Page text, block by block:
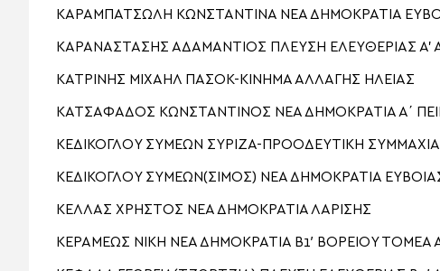
ΚΑΡΑΜΠΑΤΣΩΛΗ ΚΩΝΣΤΑΝΤΙΝΑ ΝΕΑ ΔΗΜΟΚΡΑΤΙΑ
ΚΑΡΑΝΑΣΤΑΣΗΣ ΑΔΑΜΑΝΤΙΟΣ ΠΛΕΥΣΗ ΕΛΕΥΘΕΡΙΑΣ
ΚΑΤΡΙΝΗΣ ΜΙΧΑΗΛ ΠΑΣΟΚ-ΚΙΝΗΜΑ ΑΛΛΑΓΗΣ ΗΛΕΙΑΣ
ΚΑΤΣΑΦΑΔΟΣ ΚΩΝΣΤΑΝΤΙΝΟΣ ΝΕΑ ΔΗΜΟΚΡΑΤΙΑ Α΄
ΚΕΔΙΚΟΓΛΟΥ ΣΥΜΕΩΝ ΣΥΡΙΖΑ-ΠΡΟΟΔΕΥΤΙΚΗ
ΚΕΔΙΚΟΓΛΟΥ ΣΥΜΕΩΝ(ΣΙΜΟΣ) ΝΕΑ ΔΗΜΟΚΡΑΤΙΑ
ΚΕΛΛΑΣ ΧΡΗΣΤΟΣ ΝΕΑ ΔΗΜΟΚΡΑΤΙΑ ΛΑΡΙΣΗΣ
ΚΕΡΑΜΕΩΣ ΝΙΚΗ ΝΕΑ ΔΗΜΟΚΡΑΤΙΑ Β1′ ΒΟΡΕΙΟΥ